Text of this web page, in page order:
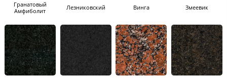
Гранатовый
Амфиболит
Лезниковский Винга Змеевик